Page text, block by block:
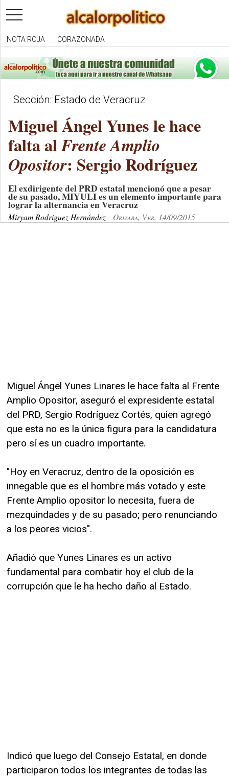
toggle
navigation
NOTA ROJA CORAZONADA
Sección: Estado de Veracruz
Miguel Ángel Yunes le hace
falta alFrente Amplio
Opositor: Sergio Rodríguez
El exdirigente del PRD estatal mencionó que a pesar
de su pasado, MIYULI es un elemento importante para
lograr la alternancia en Veracruz
Miryam Rodríguez Hernández Orizaba, Ver. 14/09/2015
Miguel Ángel Yunes Linares le hace falta al Frente
Amplio Opositor, aseguró el expresidente estatal
del PRD, Sergio Rodríguez Cortés, quien agregó
que esta no es la única figura para la candidatura
pero sí es un cuadro importante.
"Hoy en Veracruz, dentro de la oposición es
innegable que es el hombre más votado y este
Frente Amplio opositor lo necesita, fuera de
mezquindades y de su pasado; pero renunciando
a los peores vicios".
Añadió que Yunes Linares es un activo
fundamental para combatir hoy el club de la
corrupción que le ha hecho daño al Estado.
Indicó que luego del Consejo Estatal, en donde
participaron todos los integrantes de todas las